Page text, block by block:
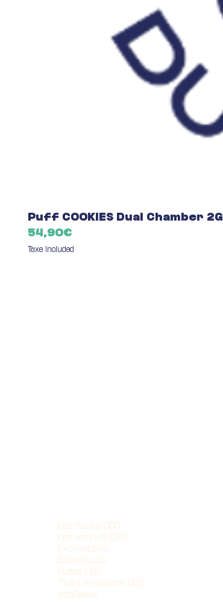
Puff COOKIES Dual Chamber 2G
Price
54,90€
Taxe Included
Les fleurs CBD
Les résines CBD
Extractions
Substituts
Huiles CBD
Thé & infusions CBD
VapPeace